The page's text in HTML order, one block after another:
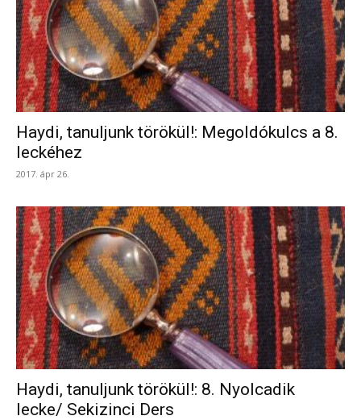
Haydi, tanuljunk törökül!: Megoldókulcs a 8.
leckéhez
2017. ápr 26.
Haydi, tanuljunk törökül!: 8. Nyolcadik
lecke/ Sekizinci Ders